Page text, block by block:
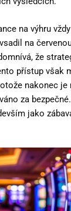
na výhru
na
že
přístup však
nakonec
za
jako